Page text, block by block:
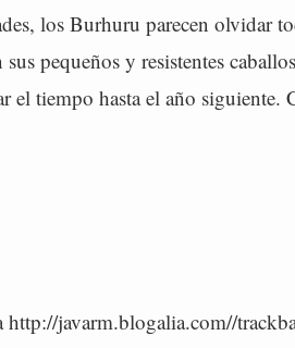
los Burhuru parecen olvidar
pequeños y resistentes
el tiempo hasta el año siguiente.
javarm.blogalia.com//